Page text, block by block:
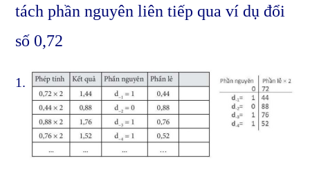
tách phần nguyên liên tiếp qua ví dụ đổi
số 0,72